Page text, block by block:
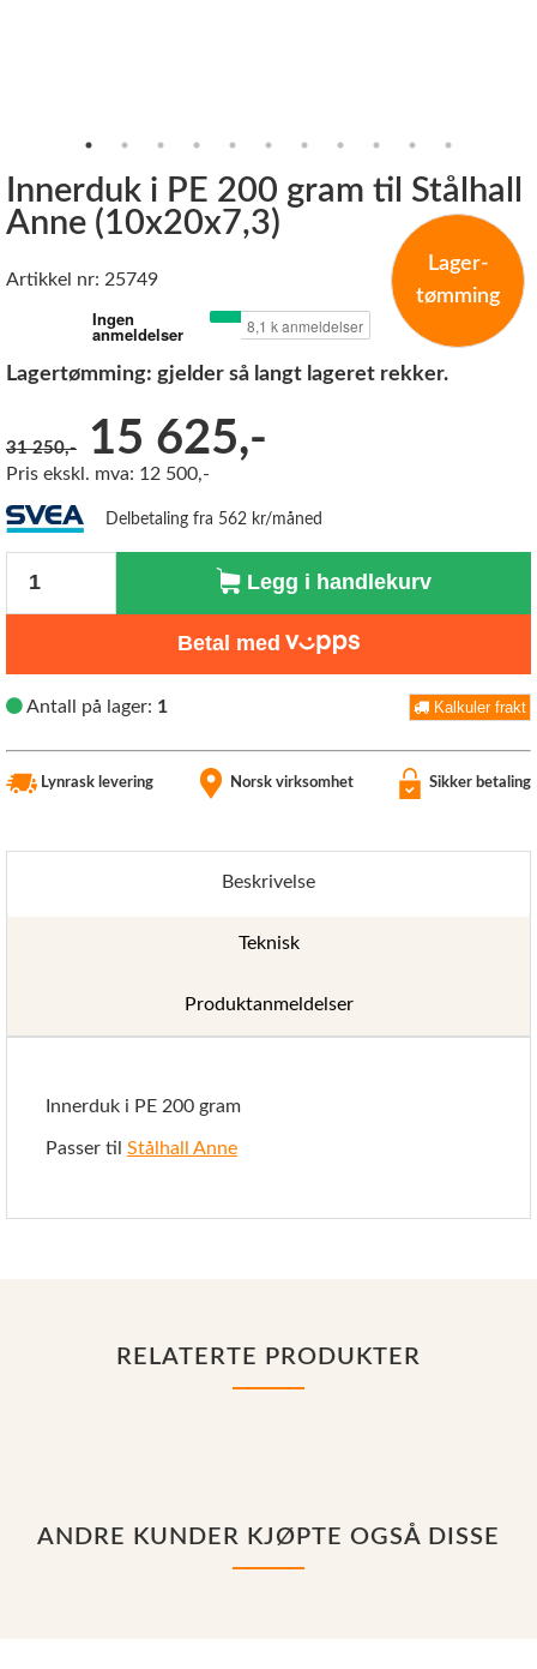
Innerduk i PE 200 gram til Stålhall
Anne (10x20x7,3)
Lager-
tømming
Artikkel nr: 25749
Lagertømming: gjelder så langt lageret rekker.
31 250,-
15 625,-
Pris ekskl. mva: 12 500,-
Delbetaling fra 562 kr/måned
Legg i handlekurv
Betal med
Antall på lager: 1 Kalkuler frakt
Lynrask levering Norsk virksomhet Sikker betaling
Beskrivelse
Teknisk
Produktanmeldelser
Innerduk i PE 200 gram
Passer til Stålhall Anne
RELATERTE PRODUKTER
ANDRE KUNDER KJØPTE OGSÅ DISSE